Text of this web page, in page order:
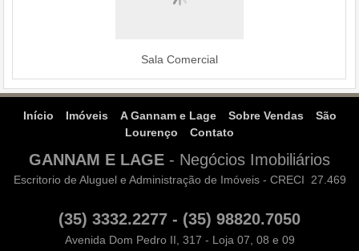
Sala Comercial
Início Imóveis A Gannam e Lage Sobre Vendas
São
Lourenço
Contato
GANNAM E LAGE - Negócios Imobiliários
Escritorio de Aluguel e Administração de Imóveis - CRECI 27.469
(35) 3332.2277 - (35) 98820.7050
Avenida Dom Pedro II, 317 - Loja 07, 08 e 09